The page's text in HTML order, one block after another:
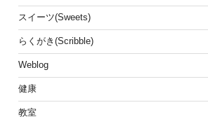
スイーツ(Sweets)
らくがき(Scribble)
Weblog
健康
教室